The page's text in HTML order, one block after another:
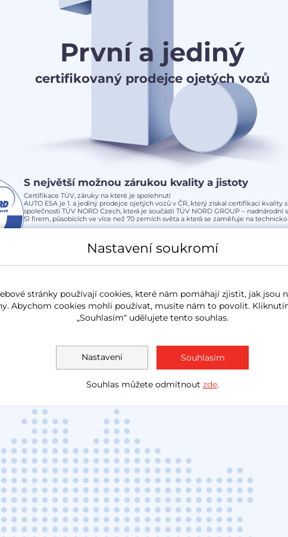
První a jediný
certifikovaný prodejce ojetých vozů
S největší možnou zárukou kvality a jistoty
Certifikace TÜV, záruky na které je spolehnutí
AUTO ESA je 1. a jediný prodejce ojetých vozů v ČR, který získal certifikaci kvality
společnosti TÜV NORD Czech, která je součástí TÜV NORD GROUP – nadnárodní
51 firem, působících ve více než 70 zemích světa a která se zaměřuje na
Pobočky Auto ESA
na stále více místech po celé ČR. Vyberte si nejbližší
Nastavení soukromí
stránky používají cookies, které nám pomáhají zjistit, jak jsou
Abychom cookies mohli používat, musíte nám to povolit.
„Souhlasím“ udělujete tento souhlas.
Nastavení Souhlasím
Souhlas můžete odmítnout zde.